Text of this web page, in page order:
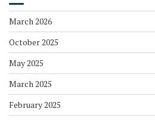
March 2026
October 2025
May 2025
March 2025
February 2025